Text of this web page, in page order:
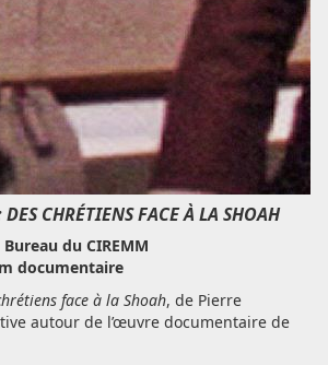
CHRÉTIENS FACE À LA SHOAH
Bureau du CIREMM
documentaire
face à la Shoah, de Pierre
autour de l’œuvre documentaire de